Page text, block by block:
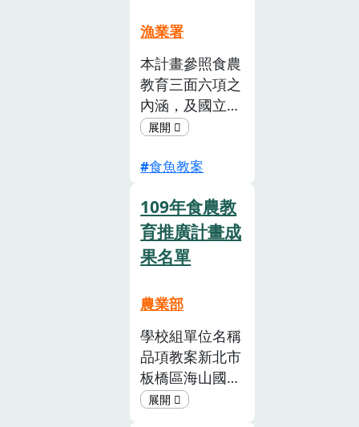
漁業署
本計畫參照食農
教育三面六項之
內涵，及國立臺
灣師範大學環境
誠教授發展之
觀點的食農素養
架構」所指引的
「食農系統」、
「食農文化」、
「食農產業」、
「食農體驗」4
個面向與內涵，
並參酌國內永續
食魚教育相關研
究，發展而成
食魚教案
109年食農教
育推廣計畫成
果名單
農業部
學校組單位名稱
品項教案新北市
板橋區海山國民
小學蜂蜜PDF新